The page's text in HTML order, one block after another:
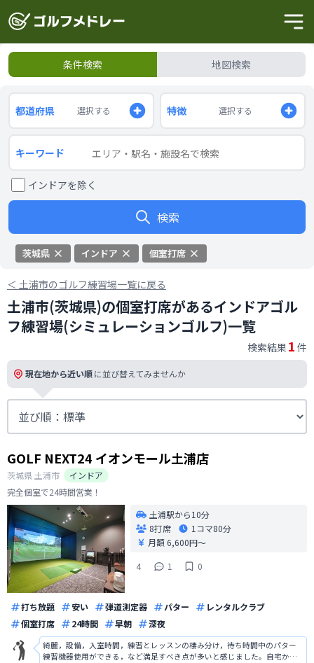
条件検索 地図検索
都道府県 選択する 特徴 選択する
キーワード
インドアを除く
検索
茨城県 インドア 個室打席
＜ 土浦市のゴルフ練習場一覧に戻る
土浦市(茨城県)の個室打席があるインドアゴル
フ練習場(シミュレーションゴルフ)一覧
検索結果 1 件
現在地から近い順に並び替えてみませんか
GOLF NEXT24 イオンモール土浦店
茨城県 土浦市
インドア
完全個室で24時間営業！
土浦駅から10分
8打席
1コマ80分
月額 6,600円〜
4
1 0
打ち放題 安い 弾道測定器 パター
レンタルクラブ
個室打席
24時間 早朝 深夜
綺麗，設備，入室時間，練習とレッスンの棲み分け，待ち時間中のパター
練習機器使用ができる，など満足すべき点が多いと感じました。自宅から